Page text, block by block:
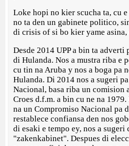
Loke hopi no kier scucha ta, cu
no ta den un gabinete politico,
di crisis of si bo kier yame
Desde 2014 UPP a bin ta
di Hulanda. Nos a mustra riba e
cu tin na Aruba y nos a boga pa
Hulanda. Di 2014 nos a sugeri
Nacional, basa riba un comision
Croes d.f.m. a bin cu ne na
na un Compromiso Nacional pa
restablece confiansa den nos
di esaki e tempo ey, nos a sugeri
"zakenkabinet". Despues di